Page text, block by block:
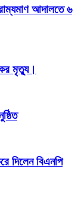
আদালতে ৬
মৃত্যু।
দিলেন বিএনপি